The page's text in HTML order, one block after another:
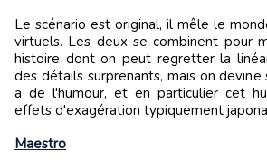
Le scénario est original, il mêle le
virtuels. Les deux se combinent pour
histoire dont on peut regretter la
des détails surprenants, mais on
a de l'humour, et en particulier cet
effets d'exagération typiquement
Maestro